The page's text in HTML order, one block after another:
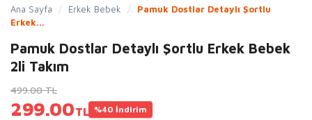
Ana Sayfa / Erkek Bebek /
Pamuk Dostlar Detaylı Şortlu
Erkek...
Pamuk Dostlar Detaylı Şortlu Erkek Bebek
2li Takım
499.00 TL
299.00TL %40 İndirim